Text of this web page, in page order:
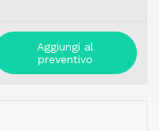
Aggiungi al
preventivo